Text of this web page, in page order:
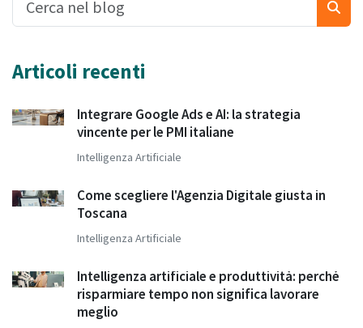
Articoli recenti
Integrare Google Ads e AI: la strategia
vincente per le PMI italiane
Intelligenza Artificiale
Come scegliere l'Agenzia Digitale giusta in
Toscana
Intelligenza Artificiale
Intelligenza artificiale e produttività: perché
risparmiare tempo non significa lavorare
meglio